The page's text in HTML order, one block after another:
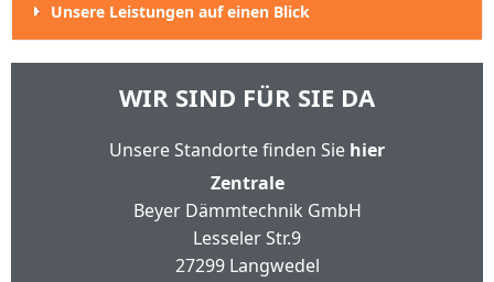
Unsere Leistungen auf einen Blick
WIR SIND FÜR SIE DA
Unsere Standorte finden Sie hier
Zentrale
Beyer Dämmtechnik GmbH
Lesseler Str.9
27299 Langwedel